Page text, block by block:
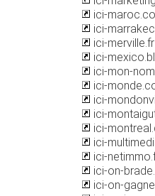
ici-
ici-
ici-merville.fr
ici-
ici-mon-
ici-
ici-
ici-
ici-
ici-
ici-
ici-on-
ici-on-